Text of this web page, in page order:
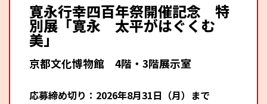
MAIN MENU
SERIES
寛永行幸四百年祭開催記念 特
別展「寛永 太平がはぐくむ
美」
京都文化博物館 4階・3階展示室
応募締め切り：2026年8月31日（月）まで